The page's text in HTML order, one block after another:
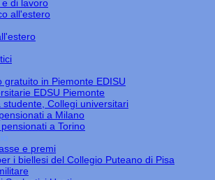
di lavoro
all'estero
gratuito in Piemonte EDISU
EDSU Piemonte
Collegi universitari
a Milano
a Torino
e premi
i biellesi del Collegio Puteano di Pisa